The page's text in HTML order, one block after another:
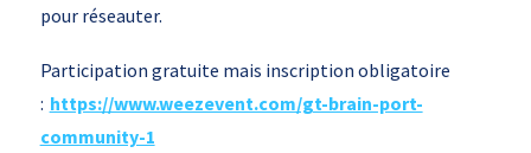
pour réseauter.
Participation gratuite mais inscription obligatoire
: https://www.weezevent.com/gt-brain-port-
community-1